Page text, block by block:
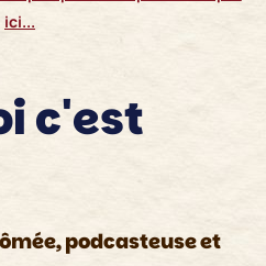
ici...
c'est
podcasteuse et